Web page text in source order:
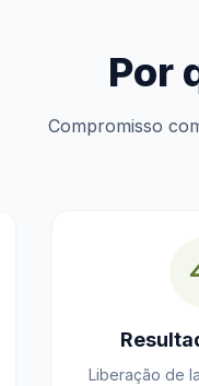
Por
Compromisso
Liberação de